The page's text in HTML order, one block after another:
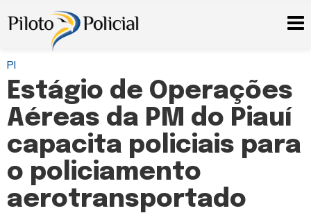
PI
Estágio de Operações
Aéreas da PM do Piauí
capacita policiais para
o policiamento
aerotransportado